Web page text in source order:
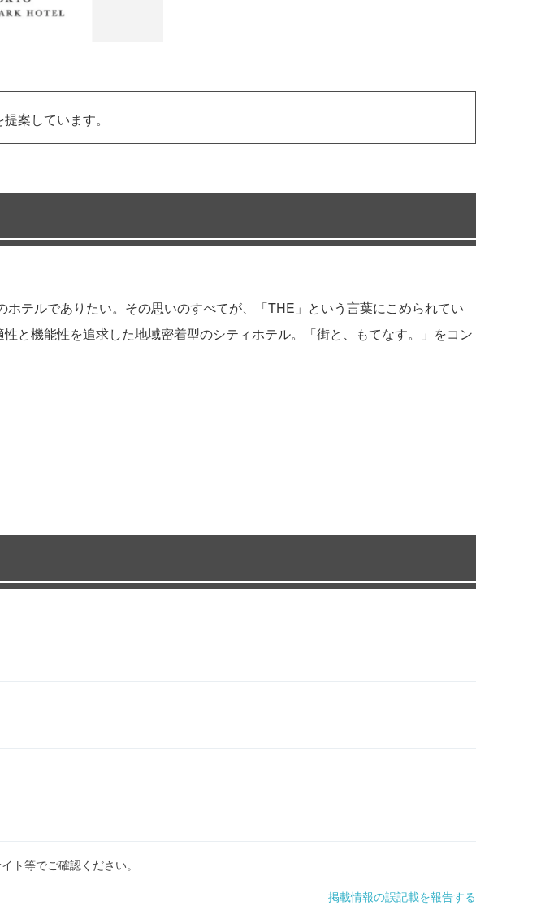
案しています。
テルでありたい。その思いのすべてが、「THE」という言葉にこめられてい
と機能性を追求した地域密着型のシティホテル。「街と、もてなす。」をコン
ト等でご確認ください。
掲載情報の誤記載を報告する